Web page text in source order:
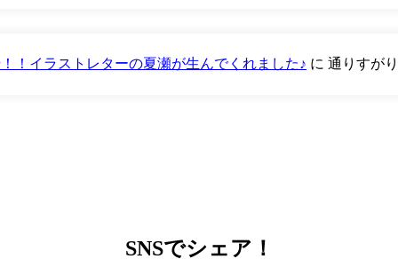
！イラストレターの夏瀬が生んでくれました♪ に 通りすがり
SNSでシェア！